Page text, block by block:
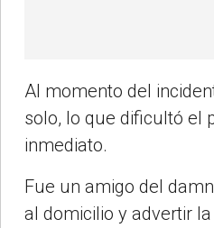
Al momento del
solo, lo que dificultó el
inmediato.
Fue un amigo del
al domicilio y advertir